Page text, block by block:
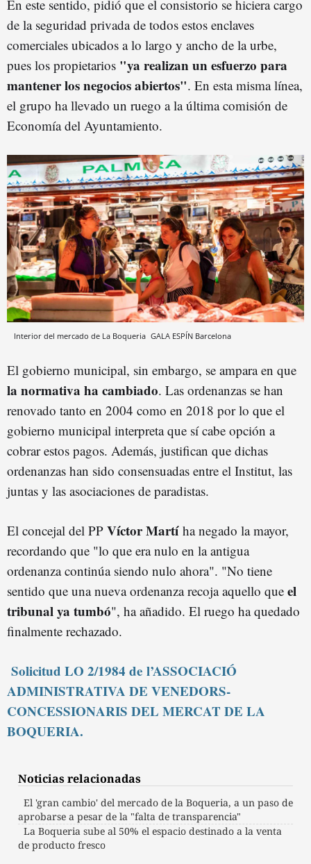
En este sentido, pidió que el consistorio se hiciera cargo
de la seguridad privada de todos estos enclaves
comerciales ubicados a lo largo y ancho de la urbe,
pues los propietarios "ya realizan un esfuerzo para
mantener los negocios abiertos". En esta misma línea,
el grupo ha llevado un ruego a la última comisión de
Economía del Ayuntamiento.
Interior del mercado de La Boqueria GALA ESPÍN Barcelona
El gobierno municipal, sin embargo, se ampara en que
la normativa ha cambiado. Las ordenanzas se han
renovado tanto en 2004 como en 2018 por lo que el
gobierno municipal interpreta que sí cabe opción a
cobrar estos pagos. Además, justifican que dichas
ordenanzas han sido consensuadas entre el Institut, las
juntas y las asociaciones de paradistas.
El concejal del PP Víctor Martíha negado la mayor,
recordando que "lo que era nulo en la antigua
ordenanza continúa siendo nulo ahora". "No tiene
sentido que una nueva ordenanza recoja aquello que el
tribunal ya tumbó", ha añadido. El ruego ha quedado
finalmente rechazado.
Solicitud LO 2/1984 de l’ASSOCIACIÓ
ADMINISTRATIVA DE VENEDORS-
CONCESSIONARIS DEL MERCAT DE LA
BOQUERIA.
Noticias relacionadas
El 'gran cambio' del mercado de la Boqueria, a un paso de
aprobarse a pesar de la "falta de transparencia"
La Boqueria sube al 50% el espacio destinado a la venta
de producto fresco